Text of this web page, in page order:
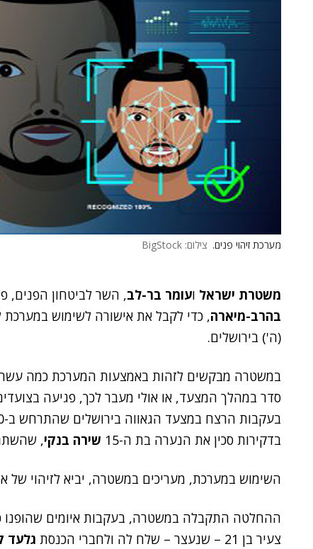
מערכת זיהוי פנים. צילום: BigStock
משטרת ישראל ועומר בר-לב, השר לביטחון הפנים,
בהרב-מיארה, כדי לקבל את אישורה לשימוש במערכת
(ה') בירושלים.
במשטרה מבקשים לזהות באמצעות המערכת כמה
סדר במהלך המצעד, או אולי מעבר לכך, פגיעה
בעקבות הרצח במצעד הגאווה בירושלים שהתרחש ב-30 ביולי 2015:
בדקירות סכין את הנערה בת ה-15
שירה בנקי,
השימוש במערכת, מעריכים במשטרה, יביא לזיהוי של
ההחלטה התקבלה במשטרה, בעקבות איומים שהופנו
צעיר בן 21 – שנעצר – שלח לה ולחברי הכנסת
גלעד